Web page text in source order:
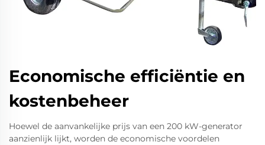
Economische efficiëntie en
kostenbeheer
Hoewel de aanvankelijke prijs van een 200 kW-generator
aanzienlijk lijkt, worden de economische voordelen